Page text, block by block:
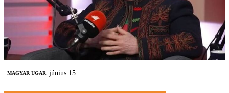
MAGYAR UGAR június 15.